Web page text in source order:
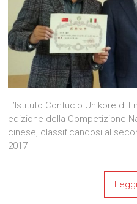
L’Istituto Confucio Unikore di
edizione della Competizione
cinese, classificandosi al
2017